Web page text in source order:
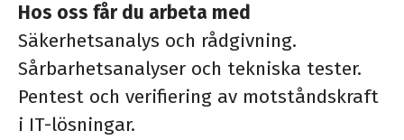
Hos oss får du arbeta med
Säkerhetsanalys och rådgivning.
Sårbarhetsanalyser och tekniska tester.
Pentest och verifiering av motståndskraft
i IT-lösningar.